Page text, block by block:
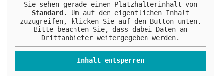
Sie sehen gerade einen Platzhalterinhalt von
Standard . Um auf den eigentlichen Inhalt
zuzugreifen, klicken Sie auf den Button unten.
Bitte beachten Sie, dass dabei Daten an
Drittanbieter weitergegeben werden.
Inhalt entsperren